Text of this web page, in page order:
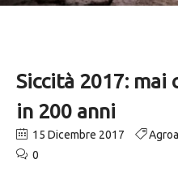
Siccità 2017: mai
in 200 anni
15 Dicembre 2017
0